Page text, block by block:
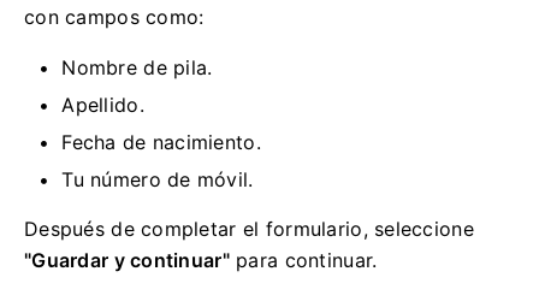
con campos como:
Nombre de pila.
Apellido.
Fecha de nacimiento.
Tu número de móvil.
Después de completar el formulario, seleccione
"Guardar y continuar"para continuar.